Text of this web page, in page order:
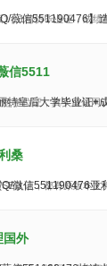
1精仿毕业证，成
薇信551190476】
信5511
学位证，真实留信网
特皇后大学毕业证+
桑
认证，都有原版本
微信551190476亚
国外